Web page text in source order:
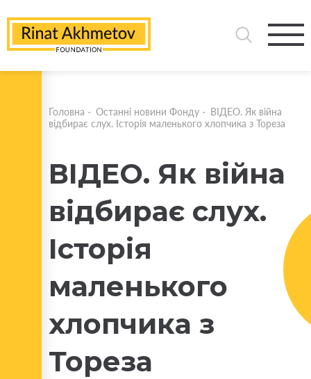
Головна - Останні новини Фонду - ВІДЕО. Як війна
відбирає слух. Історія маленького хлопчика з Тореза
ВІДЕО. Як війна
відбирає слух.
Історія
маленького
хлопчика з
Тореза